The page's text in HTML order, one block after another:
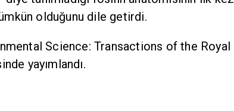
olduğunu dile getirdi.
Science: Transactions of the Royal
yayımlandı.